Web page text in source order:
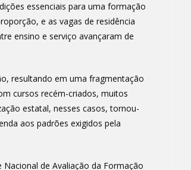
essenciais para uma formação
e as vagas de residência
ensino e serviço avançaram de
resultando em uma fragmentação
cursos recém-criados, muitos
estatal, nesses casos, tornou-
aos padrões exigidos pela
de Avaliação da Formação